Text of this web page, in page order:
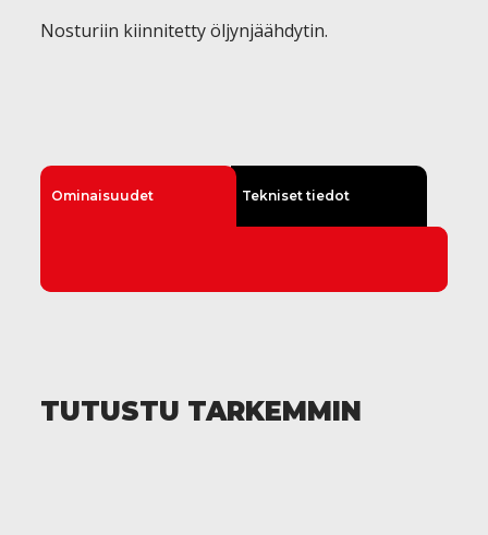
Nosturiin kiinnitetty öljynjäähdytin.
Ominaisuudet Tekniset tiedot
TUTUSTU TARKEMMIN